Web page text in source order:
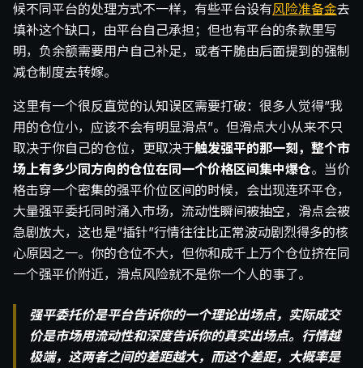
候不同平台的处理方式不一样，有些平台设有风险准备金去
填补这个缺口，由平台自己承担；但也有平台的条款里写
明，负余额需要用户自己补足，或者干脆由后面提到的强制
减仓制度去转嫁。
这里有一个很反直觉的认知误区需要打破：很多人觉得”我
用的仓位小，应该不会有明显滑点”。但滑点大小从来不只
取决于你自己的仓位，更取决于触发强平的那一刻，整个市
场上有多少同方向的仓位在同一个价格区间集中爆仓。当价
格击穿一个密集的强平价位区间的时候，会出现连环平仓，
大量强平委托同时涌入市场，流动性瞬间被抽空，滑点会被
急剧放大，这也是”插针”行情往往比正常波动剧烈得多的核
心原因之一。你的仓位不大，但你和成千上万个仓位挤在同
一个强平价附近，滑点风险就不是你一个人的事了。
强平委托价是平台告诉你的一个理论出场点，实际成交
价是市场用流动性和深度告诉你的真实出场点。行情越
极端，这两者之间的差距越大，而这个差距，大概率是